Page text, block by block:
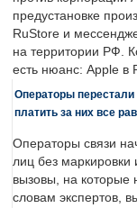
предустановке
RuStore и
на территории РФ.
есть нюанс: Apple в
Операторы перестали
платить за них все
Операторы связи
лиц без
вызовы, на которые
словам экспертов,